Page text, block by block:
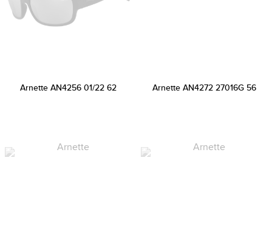
Arnette AN4256 01/22 62 Arnette AN4272 27016G 56